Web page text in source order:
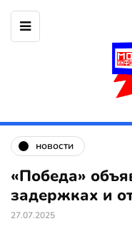
новости
«Победа»
задержках и
27.07.2025